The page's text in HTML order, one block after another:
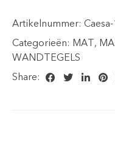
Artikelnummer:
Categorieën: MAT,
WANDTEGELS
Share: